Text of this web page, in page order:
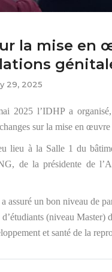
la mise en
29, 2025
2025 l’IDHP a
sur la mise en
lieu à la Salle 1 du
de la présidente de
a assuré un bon niveau de
(niveau Master)
et santé de la